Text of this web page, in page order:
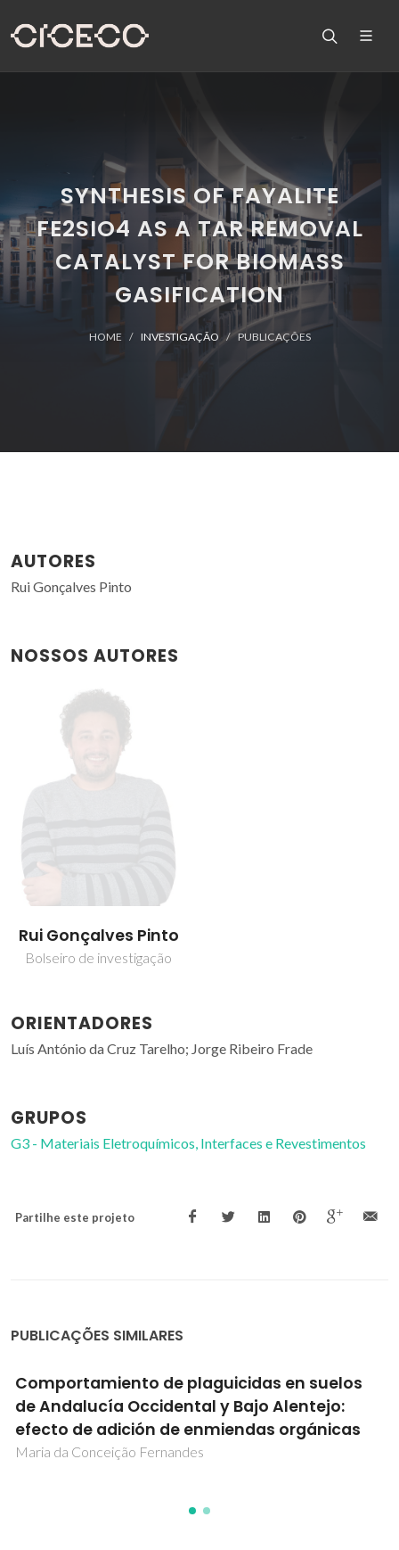
SYNTHESIS OF FAYALITE
FE2SIO4 AS A TAR REMOVAL
CATALYST FOR BIOMASS
GASIFICATION
HOME INVESTIGAÇÃO PUBLICAÇÕES
AUTORES
Rui Gonçalves Pinto
NOSSOS AUTORES
Rui Gonçalves Pinto
Bolseiro de investigação
ORIENTADORES
Luís António da Cruz Tarelho; Jorge Ribeiro Frade
GRUPOS
G3 - Materiais Eletroquímicos, Interfaces e Revestimentos
Partilhe este projeto
PUBLICAÇÕES SIMILARES
Comportamiento de plaguicidas en suelos
de Andalucía Occidental y Bajo Alentejo:
efecto de adición de enmiendas orgánicas
Maria da Conceição Fernandes